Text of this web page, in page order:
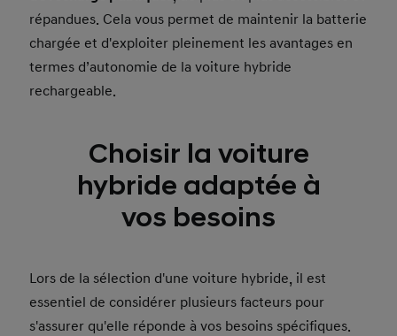
répandues. Cela vous permet de maintenir la batterie
chargée et d'exploiter pleinement les avantages en
termes d’autonomie de la voiture hybride
rechargeable.
Choisir la voiture
hybride adaptée à
vos besoins
Lors de la sélection d'une voiture hybride, il est
essentiel de considérer plusieurs facteurs pour
s'assurer qu'elle réponde à vos besoins spécifiques.